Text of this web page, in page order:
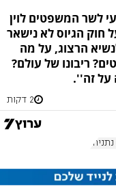
לשר המשפטים לוין
חוק הגיוס לא נישאר
הרצוג, על מה
ריבונו של עולם?
על זה''.
2 דקות